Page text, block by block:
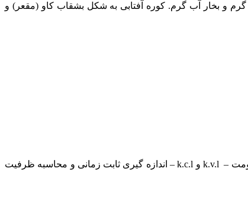
گرم و بخار آب گرم. کوره آفتابی به شکل بشقاب کاو (مقعر) و
در این گزارش، کار با موارد زیر شرح داده شده است : آشنایی با دستگاه های اندازه گیری – آشنایی با مولتی متر – روش های اندازه گیری مقاومت – k.v.l و k.c.l – اندازه گیری ثابت زمانی و محاسبه ظرفیت